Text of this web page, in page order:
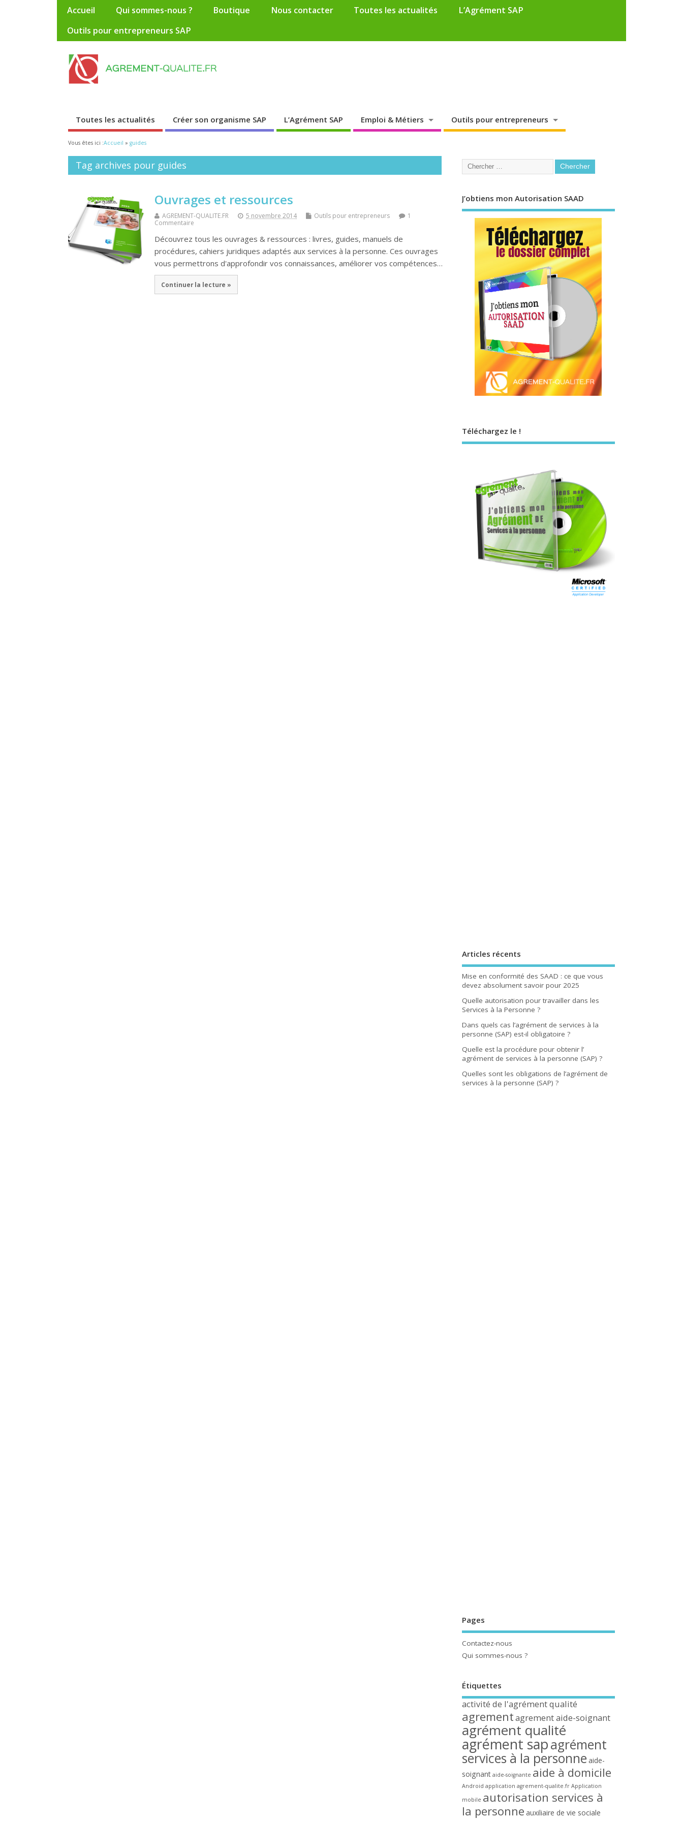
Accueil Qui sommes-nous ? Boutique Nous contacter Toutes les actualités
L’Agrément SAP
Outils pour entrepreneurs SAP
Toutes les actualités Créer son organisme SAP L’Agrément SAP Emploi & Métiers Outils pour entrepreneurs
Vous êtes ici :Accueil »guides
Tag archives pour guides
Ouvrages et ressources
AGREMENT-QUALITE.FR 5 novembre 2014 Outils pour entrepreneurs
1
Commentaire
Découvrez tous les ouvrages & ressources : livres, guides, manuels de
procédures, cahiers juridiques adaptés aux services à la personne. Ces ouvrages
vous permettrons d'approfondir vos connaissances, améliorer vos compétences…
Continuer la lecture »
J’obtiens mon Autorisation SAAD
Téléchargez le !
Articles récents
Mise en conformité des SAAD : ce que vous
devez absolument savoir pour 2025
Quelle autorisation pour travailler dans les
Services à la Personne ?
Dans quels cas l’agrément de services à la
personne (SAP) est-il obligatoire ?
Quelle est la procédure pour obtenir l’
agrément de services à la personne (SAP) ?
Quelles sont les obligations de l’agrément de
services à la personne (SAP) ?
Pages
Contactez-nous
Qui sommes-nous ?
Étiquettes
activité de l'agrément qualité
agrementagrement aide-soignant
agrément qualité
agrément sapagrément
services à la personne aide-
soignant aide-soignante aide à domicile
Android application agrement-qualite.fr Application
mobile autorisation services à
la personne auxiliaire de vie sociale